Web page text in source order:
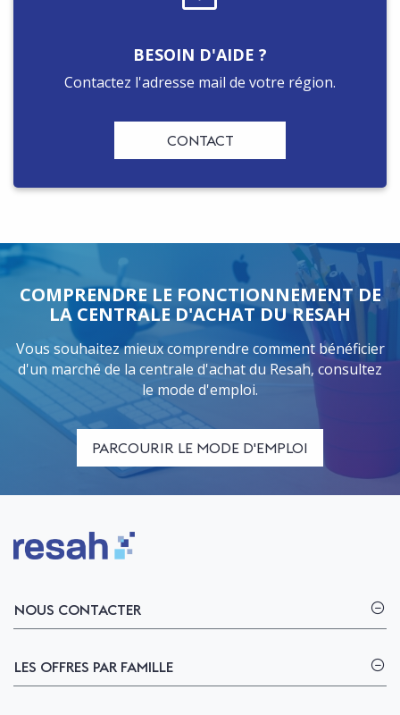
BESOIN D'AIDE ?
Contactez l'adresse mail de votre région.
CONTACT
COMPRENDRE LE FONCTIONNEMENT DE
LA CENTRALE D'ACHAT DU RESAH
Vous souhaitez mieux comprendre comment bénéficier
d'un marché de la centrale d'achat du Resah, consultez
le mode d'emploi.
PARCOURIR LE MODE D'EMPLOI
Logo Resah
NOUS CONTACTER
LES OFFRES PAR FAMILLE